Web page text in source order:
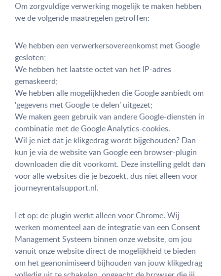
Om zorgvuldige verwerking mogelijk te maken hebben
we de volgende maatregelen getroffen:
We hebben een verwerkersovereenkomst met Google
gesloten;
We hebben het laatste octet van het IP-adres
gemaskeerd;
We hebben alle mogelijkheden die Google aanbiedt om
‘gegevens met Google te delen’ uitgezet;
We maken geen gebruik van andere Google-diensten in
combinatie met de Google Analytics-cookies.
Wil je niet dat je klikgedrag wordt bijgehouden? Dan
kun je via de website van Google een browser-plugin
downloaden die dit voorkomt. Deze instelling geldt dan
voor alle websites die je bezoekt, dus niet alleen voor
journeyrentalsupport.nl.
Let op: de plugin werkt alleen voor Chrome. Wij
werken momenteel aan de integratie van een Consent
Management Systeem binnen onze website, om jou
vanuit onze website direct de mogelijkheid te bieden
om het geanonimiseerd bijhouden van jouw klikgedrag